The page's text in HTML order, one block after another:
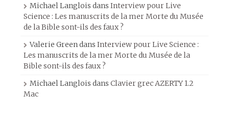
Michael Langlois dans Interview pour Live
Science : Les manuscrits de la mer Morte du Musée
de la Bible sont-ils des faux ?
Valerie Greendans Interview pour Live Science :
Les manuscrits de la mer Morte du Musée de la
Bible sont-ils des faux ?
Michael Langlois dans Clavier grec AZERTY 1.2
Mac